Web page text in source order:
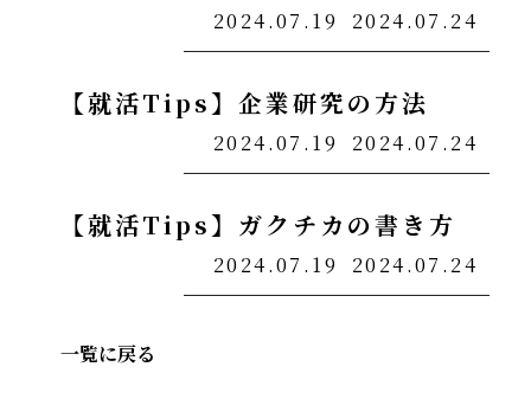
2024.07.19 2024.07.24
【就活Tips】企業研究の方法
2024.07.19 2024.07.24
【就活Tips】ガクチカの書き方
2024.07.19 2024.07.24
一覧に戻る